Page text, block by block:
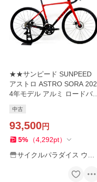
★★サンピード SUNPEED
アストロ ASTRO SORA 202
4年モデル アルミ ロードバイ
中古
93,500円
5% （4,292pt）
サイクルパラダイス ウェ